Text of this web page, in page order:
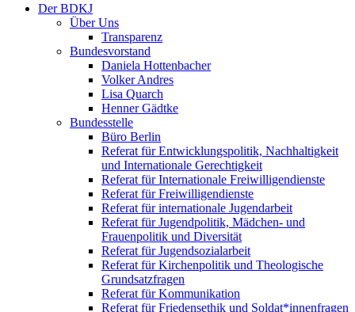
Der BDKJ
Über Uns
Transparenz
Bundesvorstand
Daniela Hottenbacher
Volker Andres
Lisa Quarch
Henner Gädtke
Bundesstelle
Büro Berlin
Referat für Entwicklungspolitik, Nachhaltigkeit
und Internationale Gerechtigkeit
Referat für Internationale Freiwilligendienste
Referat für Freiwilligendienste
Referat für internationale Jugendarbeit
Referat für Jugendpolitik, Mädchen- und
Frauenpolitik und Diversität
Referat für Jugendsozialarbeit
Referat für Kirchenpolitik und Theologische
Grundsatzfragen
Referat für Kommunikation
Referat für Friedensethik und Soldat*innenfragen